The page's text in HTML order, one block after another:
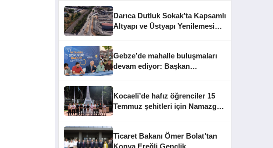
Darıca Dutluk Sokak’ta Kapsamlı
Altyapı ve Üstyapı Yenilemesi
Gebze’de mahalle buluşmaları
devam ediyor: Başkan
Kocaeli’de hafız öğrenciler 15
Temmuz şehitleri için Namazgâh
Ticaret Bakanı Ömer Bolat’tan